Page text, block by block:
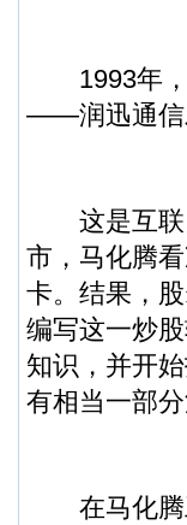
1993年，
——润迅通信
这是互联
市，马化腾
卡。结果，
编写这一炒
知识，并开
有相当一部
在马化腾